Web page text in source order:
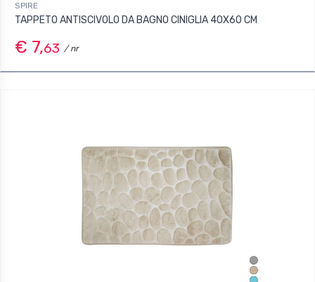
SPIRE
TAPPETO ANTISCIVOLO DA BAGNO CINIGLIA 40X60 CM
€ 7,63 / nr